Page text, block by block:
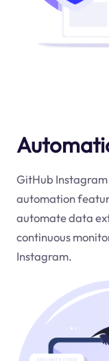
GitHub
automation
automate data
continuous
Instagram.